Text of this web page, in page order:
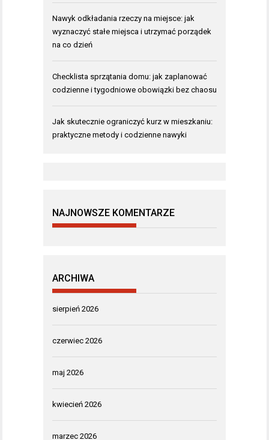
Nawyk odkładania rzeczy na miejsce: jak
wyznaczyć stałe miejsca i utrzymać porządek
na co dzień
Checklista sprzątania domu: jak zaplanować
codzienne i tygodniowe obowiązki bez chaosu
Jak skutecznie ograniczyć kurz w mieszkaniu:
praktyczne metody i codzienne nawyki
NAJNOWSZE KOMENTARZE
ARCHIWA
sierpień 2026
czerwiec 2026
maj 2026
kwiecień 2026
marzec 2026